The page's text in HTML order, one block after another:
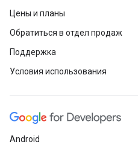
Цены и планы
Обратиться в отдел продаж
Поддержка
Условия использования
Android